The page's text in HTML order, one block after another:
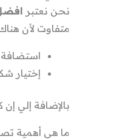
نحن نعتبر
متفاوت لأن
استضافة
إختيار
بالإضافة إلي
ما هي أهمية